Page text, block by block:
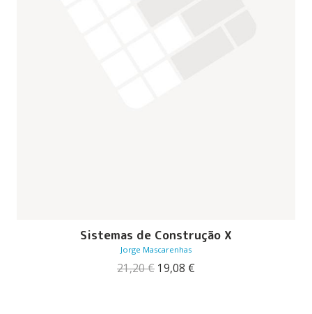
Sistemas de Construção X
Jorge Mascarenhas
21,20€ O
19,08 €